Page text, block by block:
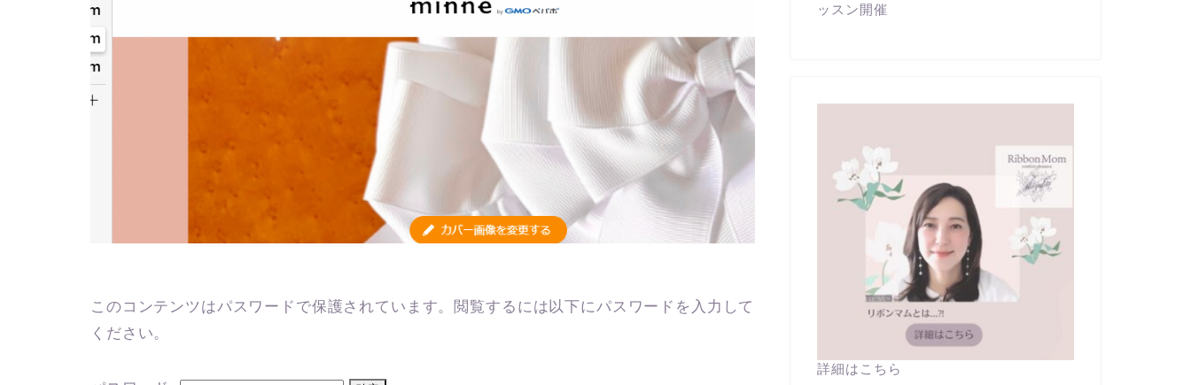
このコンテンツはパスワードで保護されています。閲覧するには以下にパスワードを入力して
ください。
ッスン開催
詳細はこちら